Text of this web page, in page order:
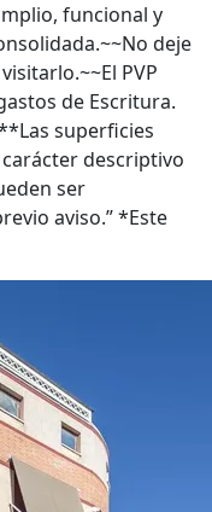
funcional y
deje
PVP
de Escritura.
superficies
descriptivo
ser
aviso.” *Este